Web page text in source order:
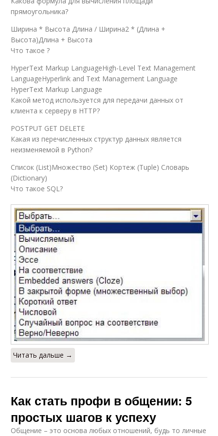
прямоугольника?
Ширина * Высота Длина / Ширина2 * (Длина +
Высота)Длина + Высота
Что такое ?
HyperText Markup LanguageHigh-Level Text Management
LanguageHyperlink and Text Management Language
HyperText Markup Language
Какой метод используется для передачи данных от
клиента к серверу в HTTP?
POSTPUT GET DELETE
Какая из перечисленных структур данных является
неизменяемой в Python?
Список (List)Множество (Set) Кортеж (Tuple) Словарь
(Dictionary)
Что такое SQL?
Читать дальше →
Как стать профи в общении: 5
простых шагов к успеху
Общение – это основа любых отношений, будь то личные